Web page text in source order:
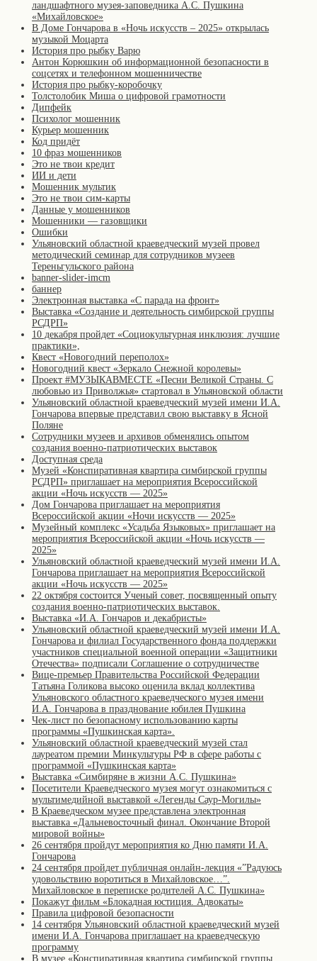
ландшафтного музея-заповедника А.С. Пушкина
«Михайловское»
В Доме Гончарова в «Ночь искусств – 2025» открылась
музыкой Моцарта
История про рыбку Варю
Антон Корюшкин об информационной безопасности в
соцсетях и телефонном мошенничестве
История про рыбку-коробочку
Толстолобик Миша о цифровой грамотности
Дипфейк
Психолог мошенник
Курьер мошенник
Код придёт
10 фраз мошенников
Это не твои кредит
ИИ и дети
Мошенник мультик
Это не твои сим-карты
Данные у мошенников
Мошенники — газовщики
Ошибки
Ульяновский областной краеведческий музей провел
методический семинар для сотрудников музеев
Тереньгульского района
banner-slider-imcm
баннер
Электронная выставка «С парада на фронт»
Выставка «Создание и деятельность симбирской группы
РСДРП»
10 декабря пройдет «Социокультурная инклюзия: лучшие
практики»,
Квест «Новогодний переполох»
Новогодний квест «Зеркало Снежной королевы»
Проект #МУЗЫКАВМЕСТЕ «Песни Великой Страны. С
любовью из Приволжья» стартовал в Ульяновской области
Ульяновский областной краеведческий музей имени И.А.
Гончарова впервые представил свою выставку в Ясной
Поляне
Сотрудники музеев и архивов обменялись опытом
создания военно-патриотических выставок
Доступная среда
Музей «Конспиративная квартира симбирской группы
РСДРП» приглашает на мероприятия Всероссийской
акции «Ночь искусств — 2025»
Дом Гончарова приглашает на мероприятия
Всероссийской акции «Ночи искусств — 2025»
Музейный комплекс «Усадьба Языковых» приглашает на
мероприятия Всероссийской акции «Ночь искусств —
2025»
Ульяновский областной краеведческий музей имени И.А.
Гончарова приглашает на мероприятия Всероссийской
акции «Ночь искусств — 2025»
22 октября состоится Ученый совет, посвященный опыту
создания военно-патриотических выставок.
Выставка «И.А. Гончаров и декабристы»
Ульяновский областной краеведческий музей имени И.А.
Гончарова и филиал Государственного фонда поддержки
участников специальной военной операции «Защитники
Отечества» подписали Соглашение о сотрудничестве
Вице-премьер Правительства Российской Федерации
Татьяна Голикова высоко оценила вклад коллектива
Ульяновского областного краеведческого музея имени
И.А. Гончарова в празднование юбилея Пушкина
Чек-лист по безопасному использованию карты
программы «Пушкинская карта».
Ульяновский областной краеведческий музей стал
лауреатом премии Минкультуры РФ в сфере работы с
программой «Пушкинская карта»
Выставка «Симбиряне в жизни А.С. Пушкина»
Посетители Краеведческого музея могут ознакомиться с
мультимедийной выставкой «Легенды Саур-Могилы»
В Краеведческом музее представлена электронная
выставка «Дальневосточный финал. Окончание Второй
мировой войны»
26 сентября пройдут мероприятия ко Дню памяти И.А.
Гончарова
24 сентября пройдет публичная онлайн-лекция «”Радуюсь
удовольствию воротиться в Михайловское…”.
Михайловское в переписке родителей А.С. Пушкина»
Покажут фильм «Блокадная юстиция. Адвокаты»
Правила цифровой безопасности
14 сентября Ульяновский областной краеведческий музей
имени И.А. Гончарова приглашает на краеведческую
программу
В музее «Конспиративная квартира симбирской группы